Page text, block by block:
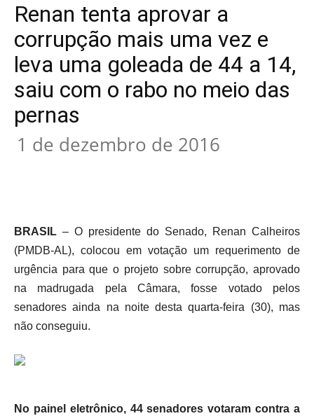
Renan tenta aprovar a
corrupção mais uma vez e
leva uma goleada de 44 a 14,
saiu com o rabo no meio das
pernas
1 de dezembro de 2016
BRASIL – O presidente do Senado, Renan Calheiros
(PMDB-AL), colocou em votação um requerimento de
urgência para que o projeto sobre corrupção, aprovado
na madrugada pela Câmara, fosse votado pelos
senadores ainda na noite desta quarta-feira (30), mas
não conseguiu.
No painel eletrônico, 44 senadores votaram contra a